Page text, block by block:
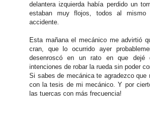
delantera izquierda había perdido un
estaban muy flojos, todos al
accidente.
Esta mañana el mecánico me advirtió
cran, que lo ocurrido ayer
desenroscó en un rato en que
intenciones de robar la rueda sin poder
Si sabes de mecánica te agradezco
con la tesis de mi mecánico. Y por
las tuercas con más frecuencia!